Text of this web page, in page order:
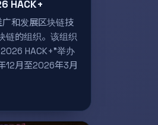
HACK+
广和发展区块链技
链的组织。该组织
HACK+”举办
12月至2026年3月